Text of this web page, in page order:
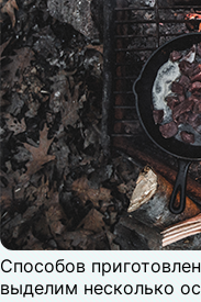
Способов
выделим несколько